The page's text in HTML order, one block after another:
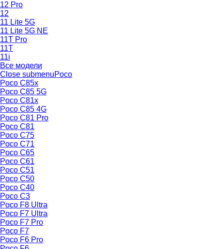
12 Pro
12
11 Lite 5G
11 Lite 5G NE
11T Pro
11T
11i
Все модели
Close submenuPoco
Poco C85x
Poco C85 5G
Poco C81x
Poco C85 4G
Poco C81 Pro
Poco C81
Poco C75
Poco C71
Poco C65
Poco C61
Poco C51
Poco C50
Poco C40
Poco C3
Poco F8 Ultra
Poco F7 Ultra
Poco F7 Pro
Poco F7
Poco F6 Pro